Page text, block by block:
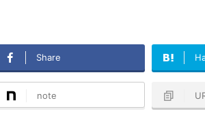
Share
note